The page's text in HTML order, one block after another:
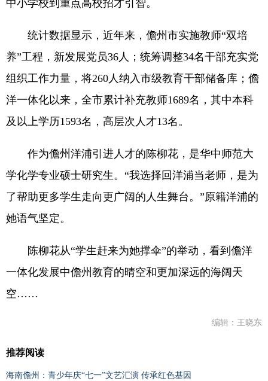
中小学校到重点高校招才引智。
统计数据显示，近年来，儋州市实施教师“双培
养”工程，新发展党员36人；统筹调整34名干部充实党
组织工作力量，将260人纳入市级教育干部储备库；儋
洋一体化以来，全市累计补充教师1689名，其中本科
及以上学历1593名，高层次人才13名。
作为儋州洋浦引进人才的陈柳花，是华中师范大
学化学专业硕士研究生。“我选择回洋浦当老师，是为
了帮助更多学生走向更广阔的人生舞台。”原籍洋浦的
她语气坚定。
陈柳花从“学生赶来为她撑伞”的举动，看到儋洋
一体化发展中儋州教育的晴空和更加深远的海阔天
空……
编辑：王晓东
推荐阅读
海南儋州：青少年庆“七一”文艺汇演 传承红色基因